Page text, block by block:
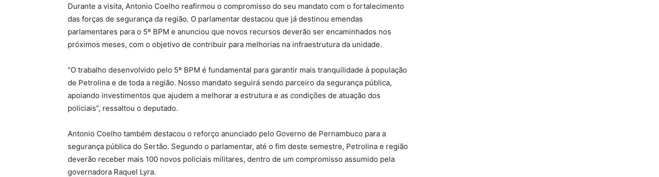
Durante a visita, Antonio Coelho reafirmou o compromisso do seu mandato com o fortalecimento
das forças de segurança da região. O parlamentar destacou que já destinou emendas
parlamentares para o 5º BPM e anunciou que novos recursos deverão ser encaminhados nos
próximos meses, com o objetivo de contribuir para melhorias na infraestrutura da unidade.
“O trabalho desenvolvido pelo 5º BPM é fundamental para garantir mais tranquilidade à população
de Petrolina e de toda a região. Nosso mandato seguirá sendo parceiro da segurança pública,
apoiando investimentos que ajudem a melhorar a estrutura e as condições de atuação dos
policiais”, ressaltou o deputado.
Antonio Coelho também destacou o reforço anunciado pelo Governo de Pernambuco para a
segurança pública do Sertão. Segundo o parlamentar, até o fim deste semestre, Petrolina e região
deverão receber mais 100 novos policiais militares, dentro de um compromisso assumido pela
governadora Raquel Lyra.